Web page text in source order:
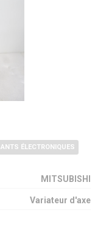
ÉLECTRONIQUES
MITSUBISHI
Variateur d'axe